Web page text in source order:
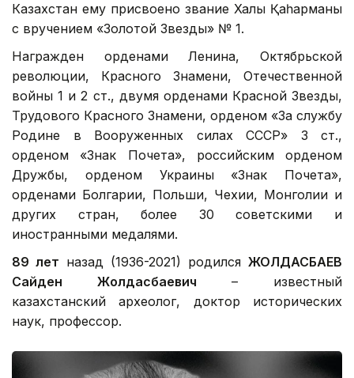
Казахстан ему присвоено звание Халық Қаһарманы
с вручением «Золотой Звезды» № 1.
Награжден орденами Ленина, Октябрьской
революции, Красного Знамени, Отечественной
войны 1 и 2 ст., двумя орденами Красной Звезды,
Трудового Красного Знамени, орденом «За службу
Родине в Вооруженных силах СССР» 3 ст.,
орденом «Знак Почета», российским орденом
Дружбы, орденом Украины «Знак Почета»,
орденами Болгарии, Польши, Чехии, Монголии и
других стран, более 30 советскими и
иностранными медалями.
89 лет назад (1936-2021) родился ЖОЛДАСБАЕВ
Сайден Жолдасбаевич – известный
казахстанский археолог, доктор исторических
наук, профессор.